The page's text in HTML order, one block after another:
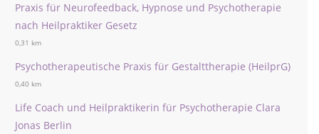
Praxis für Neurofeedback, Hypnose und Psychotherapie
nach Heilpraktiker Gesetz
0,31 km
Psychotherapeutische Praxis für Gestalttherapie (HeilprG)
0,40 km
Life Coach und Heilpraktikerin für Psychotherapie Clara
Jonas Berlin